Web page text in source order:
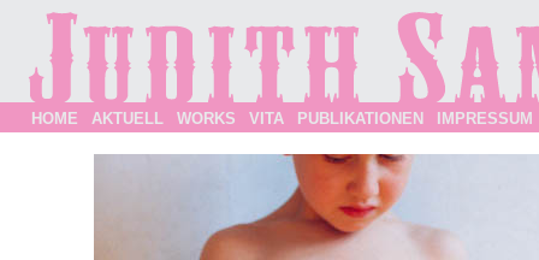
HOME AKTUELL WORKS VITA PUBLIKATIONEN IMPRESSUM